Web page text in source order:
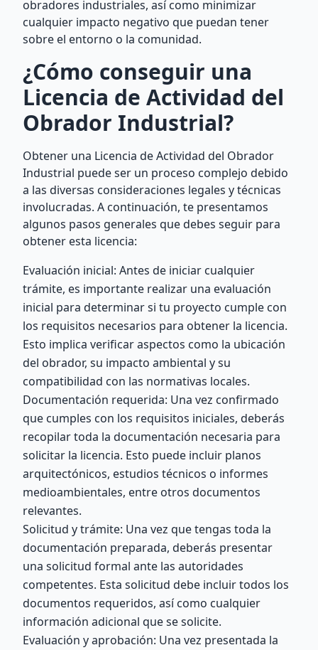
obradores industriales, así como minimizar
cualquier impacto negativo que puedan tener
sobre el entorno o la comunidad.
¿Cómo conseguir una
Licencia de Actividad del
Obrador Industrial?
Obtener una Licencia de Actividad del Obrador
Industrial puede ser un proceso complejo debido
a las diversas consideraciones legales y técnicas
involucradas. A continuación, te presentamos
algunos pasos generales que debes seguir para
obtener esta licencia:
Evaluación inicial: Antes de iniciar cualquier
trámite, es importante realizar una evaluación
inicial para determinar si tu proyecto cumple con
los requisitos necesarios para obtener la licencia.
Esto implica verificar aspectos como la ubicación
del obrador, su impacto ambiental y su
compatibilidad con las normativas locales.
Documentación requerida: Una vez confirmado
que cumples con los requisitos iniciales, deberás
recopilar toda la documentación necesaria para
solicitar la licencia. Esto puede incluir planos
arquitectónicos, estudios técnicos o informes
medioambientales, entre otros documentos
relevantes.
Solicitud y trámite: Una vez que tengas toda la
documentación preparada, deberás presentar
una solicitud formal ante las autoridades
competentes. Esta solicitud debe incluir todos los
documentos requeridos, así como cualquier
información adicional que se solicite.
Evaluación y aprobación: Una vez presentada la